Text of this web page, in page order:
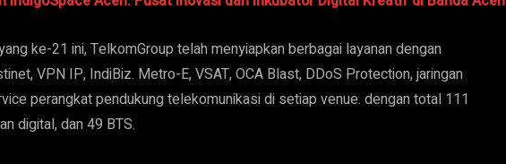
ke-21 ini, TelkomGroup telah menyiapkan berbagai layanan dengan
VPN IP, IndiBiz. Metro-E, VSAT, OCA Blast, DDoS Protection, jaringan
perangkat pendukung telekomunikasi di setiap venue. dengan total 111
digital, dan 49 BTS.